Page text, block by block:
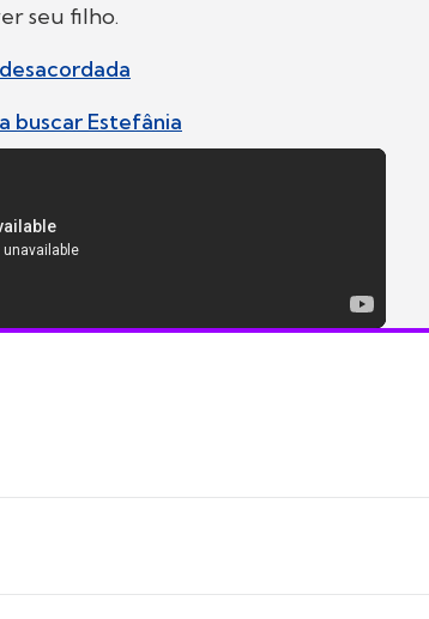
seu filho.
buscar Estefânia